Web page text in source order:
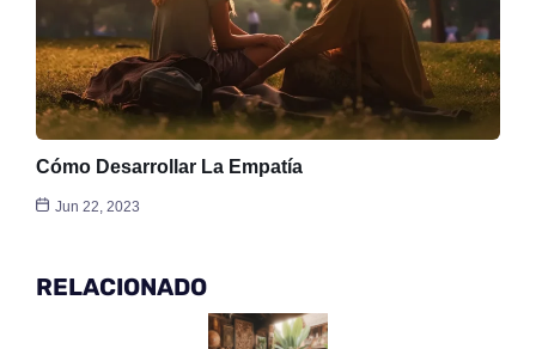
Cómo Desarrollar La Empatía
Jun 22, 2023
RELACIONADO